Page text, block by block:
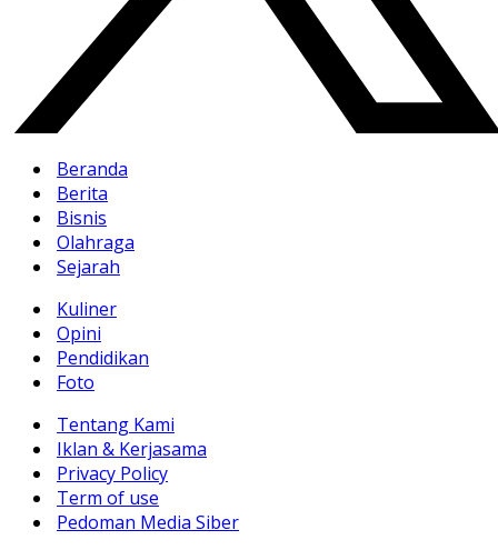
Beranda
Berita
Bisnis
Olahraga
Sejarah
Kuliner
Opini
Pendidikan
Foto
Tentang Kami
Iklan & Kerjasama
Privacy Policy
Term of use
Pedoman Media Siber